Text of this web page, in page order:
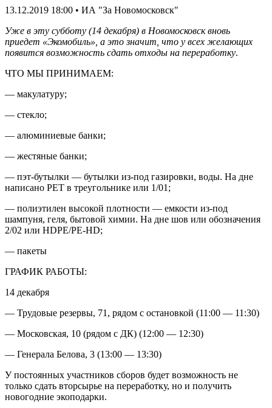
13.12.2019 18:00 • ИА "За Новомосковск"
Уже в эту субботу (14 декабря) в Новомосковск вновь
приедет «Экомобиль», а это значит, что у всех желающих
появится возможность сдать отходы на переработку.
ЧТО МЫ ПРИНИМАЕМ:
— макулатуру;
— стекло;
— алюминиевые банки;
— жестяные банки;
— пэт-бутылки — бутылки из-под газировки, воды. На дне
написано PET в треугольнике или 1/01;
— полиэтилен высокой плотности — емкости из-под
шампуня, геля, бытовой химии. На дне шов или обозначения
2/02 или HDPE/PE-HD;
— пакеты
ГРАФИК РАБОТЫ:
14 декабря
— Трудовые резервы, 71, рядом с остановкой (11:00 — 11:30)
— Московская, 10 (рядом с ДК) (12:00 — 12:30)
— Генерала Белова, 3 (13:00 — 13:30)
У постоянных участников сборов будет возможность не
только сдать вторсырье на переработку, но и получить
новогодние экоподарки.